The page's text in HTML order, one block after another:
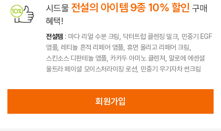
시드물 전설의 아이템 9종 10% 할인 구매
혜택!
전설템 : 마다 리얼 수분 크림, 닥터트럽 클렌징 밀크, 민중기 EGF
앰플, 레티놀 흔적 리페어 앰플, 휴먼 올리고 리페어 크림,
스킨소스 디판테놀 앰플, 카카두 아미노 클렌져, 알로에 에센셜
울트라 페이셜 모이스처라이징 로션, 민중기 무기자차 썬크림
회원가입